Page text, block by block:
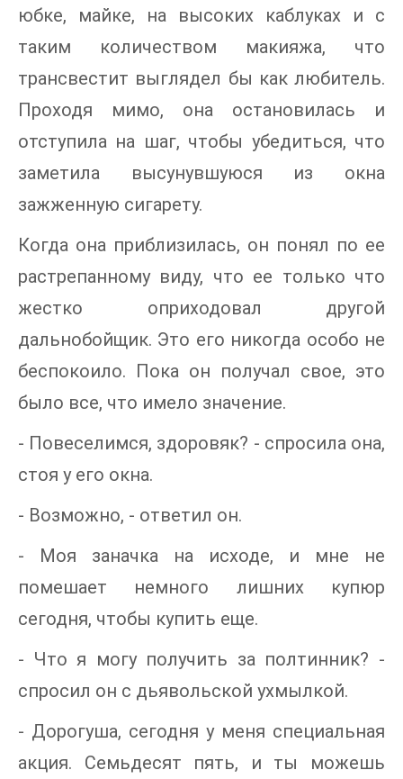
юбке, майке, на высоких каблуках и с
таким количеством макияжа, что
трансвестит выглядел бы как любитель.
Проходя мимо, она остановилась и
отступила на шаг, чтобы убедиться, что
заметила высунувшуюся из окна
зажженную сигарету.
Когда она приблизилась, он понял по ее
растрепанному виду, что ее только что
жестко оприходовал другой
дальнобойщик. Это его никогда особо не
беспокоило. Пока он получал свое, это
было все, что имело значение.
- Повеселимся, здоровяк? - спросила она,
стоя у его окна.
- Возможно, - ответил он.
- Моя заначка на исходе, и мне не
помешает немного лишних купюр
сегодня, чтобы купить еще.
- Что я могу получить за полтинник? -
спросил он с дьявольской ухмылкой.
- Дорогуша, сегодня у меня специальная
акция. Семьдесят пять, и ты можешь